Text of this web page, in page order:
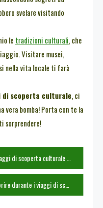
svelare visitando
le tradizioni culturali, che
Visitare musei,
nella vita locale ti farà
di scoperta culturale, ci
vera bomba! Porta con te la
sorprendere!
culturale per arricchire la propria cultura
i viaggi di scoperta culturale